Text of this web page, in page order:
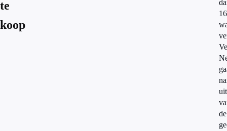
te
koop
uit
de